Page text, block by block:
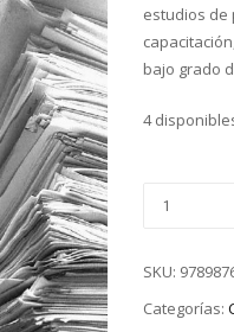
estudios de
bajo grado
4
SKU:
Categorías: